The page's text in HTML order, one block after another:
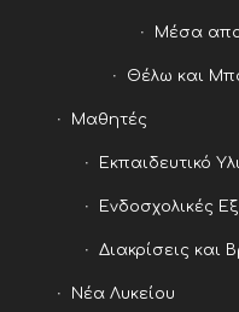
Μέσα
Θέλω και
Μαθητές
Εκπαιδευτικό
Ενδοσχολικές
Διακρίσεις και
Νέα Λυκείου